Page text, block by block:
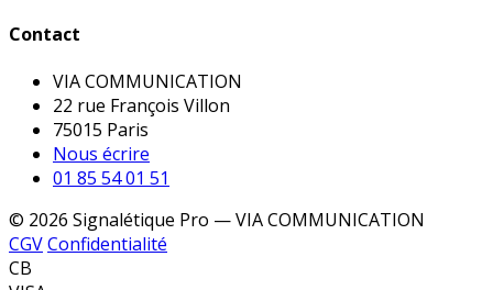
Contact
VIA COMMUNICATION
22 rue François Villon
75015 Paris
Nous écrire
01 85 54 01 51
© 2026 Signalétique Pro — VIA COMMUNICATION
CGVConfidentialité
CB